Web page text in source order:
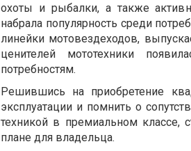
охоты и рыбалки, а также
набрала популярность среди
линейки мотовездеходов,
ценителей мототехники
потребностям.
Решившись на приобретение
эксплуатации и помнить о
техникой в премиальном классе,
плане для владельца.